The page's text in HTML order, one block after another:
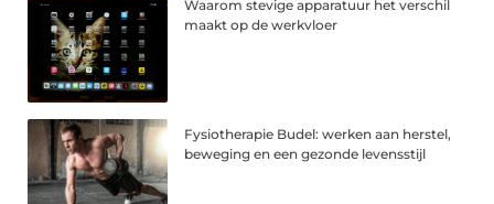
Waarom stevige apparatuur het verschil
maakt op de werkvloer
Fysiotherapie Budel: werken aan herstel,
beweging en een gezonde levensstijl